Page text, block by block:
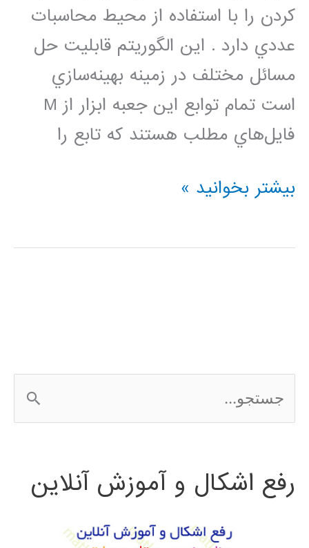
كردن را با استفاده از محيط محاسبات
عددي دارد . اين الگوريتم قابليت حل
مسائل مختلف در زمينه بهينه‌سازي
است تمام توابع اين جعبه ابزار از M
فايل‌هاي مطلب هستند كه تابع را
نحوه
نويسي
بیشتر بخوانید »
س
ج
رفع اشکال و آموزش آنلاین